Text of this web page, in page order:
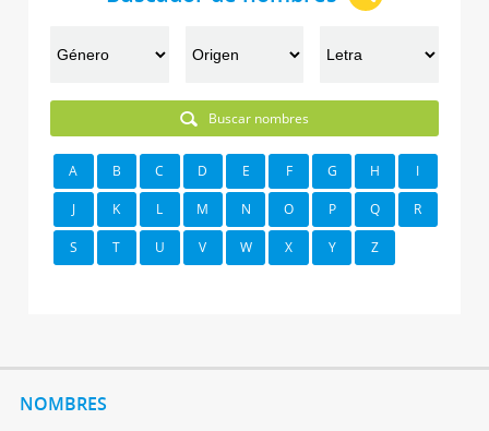
Buscar nombres
A B C D E F G H I
J K L M N O P Q R
S T U V W X Y Z
NOMBRES